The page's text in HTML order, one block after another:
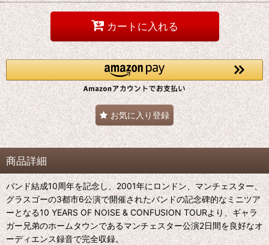
カートに入れる
お気に入り登録
商品詳細
バンド結成10周年を記念し、2001年にロンドン、マンチェスター、
グラスゴーの3都市6公演で開催されたバンドの記念碑的なミニツア
ーとなる10 YEARS OF NOISE & CONFUSION TOURより、ギャラ
ガー兄弟のホームタウンであるマンチェスター公演2日間を良好なオ
ーディエンス録音で完全収録。